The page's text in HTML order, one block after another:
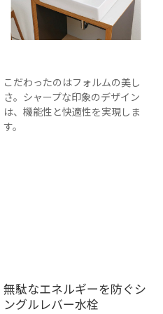
こだわったのはフォルムの美し
さ。シャープな印象のデザイン
は、機能性と快適性を実現しま
す。
無駄なエネルギーを防ぐシ
ングルレバー水栓